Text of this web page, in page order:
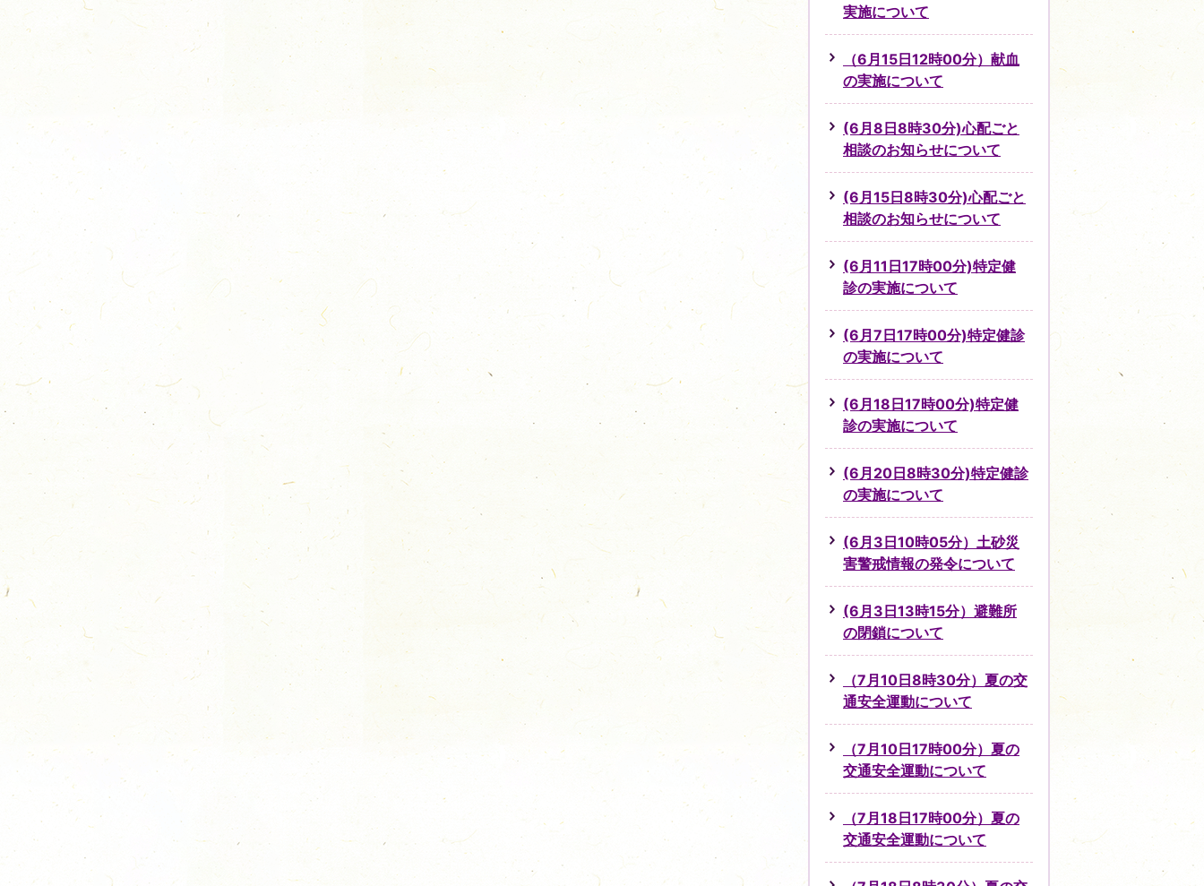
実施について
（6月15日12時00分）献血
の実施について
(6月8日8時30分)心配ごと
相談のお知らせについて
(6月15日8時30分)心配ごと
相談のお知らせについて
(6月11日17時00分)特定健
診の実施について
(6月7日17時00分)特定健診
の実施について
(6月18日17時00分)特定健
診の実施について
(6月20日8時30分)特定健診
の実施について
(6月3日10時05分）土砂災
害警戒情報の発令について
(6月3日13時15分）避難所
の閉鎖について
（7月10日8時30分）夏の交
通安全運動について
（7月10日17時00分）夏の
交通安全運動について
（7月18日17時00分）夏の
交通安全運動について